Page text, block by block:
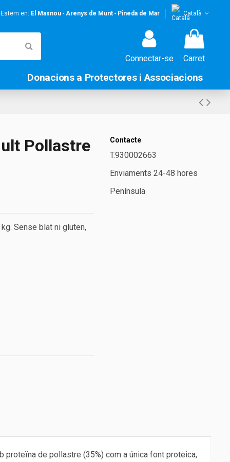
en: El Masnou- Arenys de Munt- Pineda de Mar Català
Connectar-se Carret
Donacions a Protectores i Associacions
Pollastre
Sense blat ni gluten,
Contacte
T.930002663
Enviaments 24-48 hores
Península
de pollastre (35%) com a única font proteica,